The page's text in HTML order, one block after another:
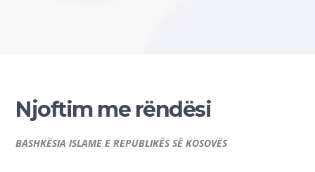
Njoftim me rëndësi
BASHKËSIA ISLAME E REPUBLIKËS SË KOSOVËS